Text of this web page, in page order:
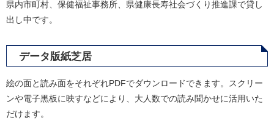
県内市町村、保健福祉事務所、県健康長寿社会づくり推進課で貸し
出し中です。
データ版紙芝居
絵の面と読み面をそれぞれPDFでダウンロードできます。スクリー
ンや電子黒板に映すなどにより、大人数での読み聞かせに活用いた
だけます。